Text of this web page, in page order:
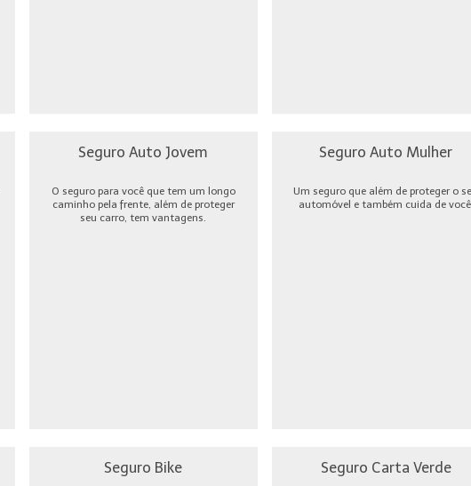
Seguro Auto Jovem
O seguro para você que tem um longo
caminho pela frente, além de proteger
seu carro, tem vantagens.
Seguro Auto Mulher
Um seguro que além de proteger o
automóvel e também cuida de você.
Seguro Bike Seguro Carta Verde